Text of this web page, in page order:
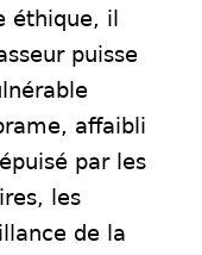
éthique, il
puisse
affaibli
par les
les
de la